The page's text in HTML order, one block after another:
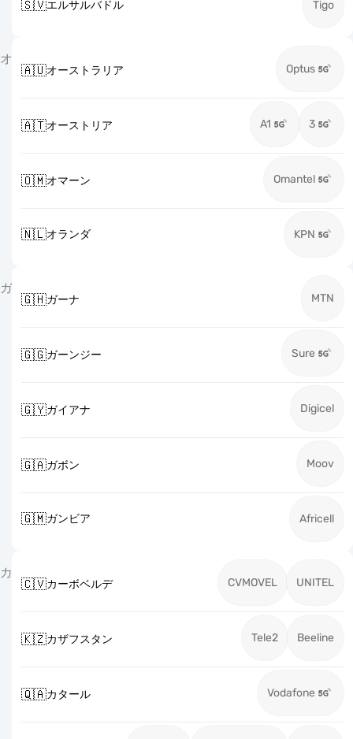
🇸🇻エルサルバドル Tigo
オ
🇦🇺オーストラリア Optus
🇦🇹オーストリア A1 3
🇴🇲オマーン Omantel
🇳🇱オランダ KPN
ガ
🇬🇭ガーナ MTN
🇬🇬ガーンジー Sure
🇬🇾ガイアナ Digicel
🇬🇦ガボン Moov
🇬🇲ガンビア Africell
カ
🇨🇻カーボベルデ CVMOVEL UNITEL
🇰🇿カザフスタン Tele2 Beeline
🇶🇦カタール Vodafone